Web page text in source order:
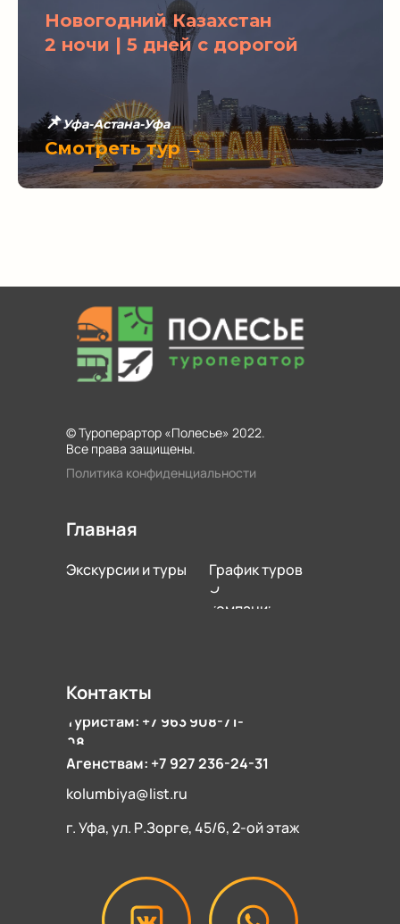
Новогодний Казахстан
2 ночи | 5 дней с дорогой
📌Уфа-Астана-Уфа
Смотреть тур →
© Туроперартор «Полесье» 2022.
Все права защищены.
Контакты
Туристам: +7 963 908-71-
08
Агенствам: +7 927 236-24-31
г. Уфа, ул. Р.Зорге, 45/6, 2-ой этаж
kolumbiya@list.ru
Главная
Экскурсии и туры
График туров
О
компании
Политика конфиденциальности